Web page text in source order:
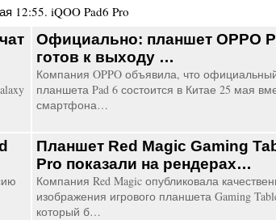
12:55. iQOO Pad6 Pro
Официально: планшет OPPO
готов к выходу …
Компания OPPO объявила, что
планшета Pad 6 состоится в Китае 25 мая
смартфона…
Планшет Red Magic Gaming
Pro показали на рендерах…
Компания Red Magic опубликовала
изображения игрового планшета Gaming
который б…